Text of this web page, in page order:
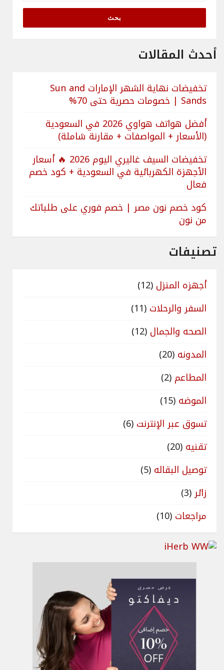
أحدث المقالات
تخفيضات نهاية الشهر الإمارات Sun and
Sands | خصومات حصرية حتى 70%
أفضل هواتف هواوي 2026 في السعودية
(الأسعار + المواصفات + مقارنة شاملة)
تخفيضات السيف غاليري اليوم 2026 🔥 أسعار
الأجهزة الكهربائية في السعودية + كود خصم
فعال
كود خصم نون مصر | خصم فوري على طلباتك
من نون
تصنيفات
أجهزه المنزل (12)
السفر والرحلات (11)
الصحه والجمال (12)
المدونه (20)
المطاعم (2)
الموضه (15)
تسوق عبر الإنترنت (6)
تقنيه (20)
توصيل البقاله (5)
زائر(3)
مراجعات (10)